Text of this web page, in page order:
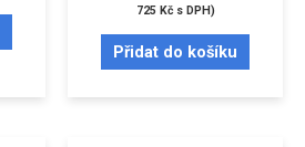
725 Kčs DPH)
Přidat do košíku